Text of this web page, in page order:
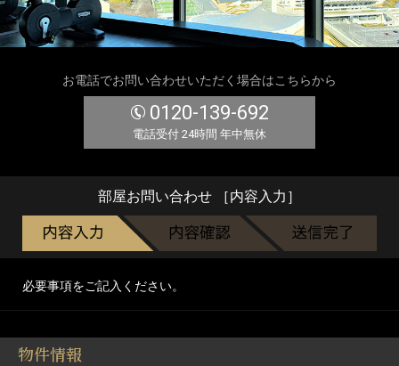
お電話でお問い合わせいただく場合はこちらから
0120-139-692
電話受付 24時間 年中無休
部屋お問い合わせ ［内容入力］
必要事項をご記入ください。
物件情報